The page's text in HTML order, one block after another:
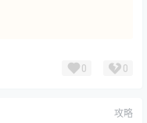
0 0
攻略